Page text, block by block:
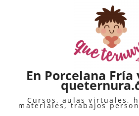
En Porcelana Fría
Cursos, aulas virtuales,
materiales, trabajos